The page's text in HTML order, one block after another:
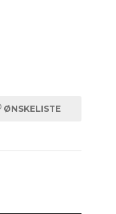
ØNSKELISTE